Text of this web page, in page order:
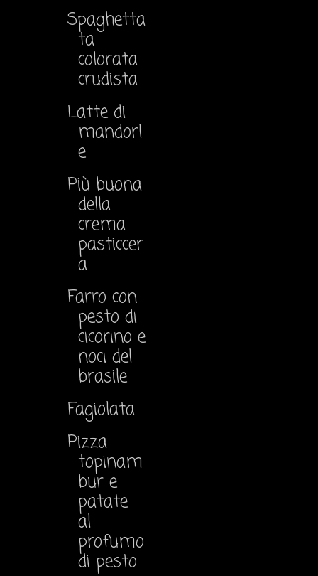
Spaghetta
ta
colorata
crudista
Latte di
mandorl
e
Più buona
della
crema
pasticcer
a
Farro con
pesto di
cicorino e
noci del
brasile
Fagiolata
Pizza
topinam
bur e
patate
al
profumo
di pesto